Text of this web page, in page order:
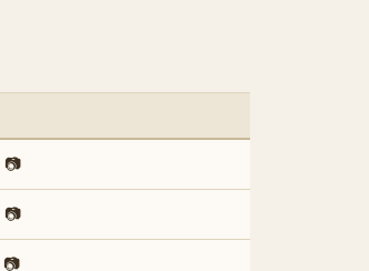
📷
📷
📷